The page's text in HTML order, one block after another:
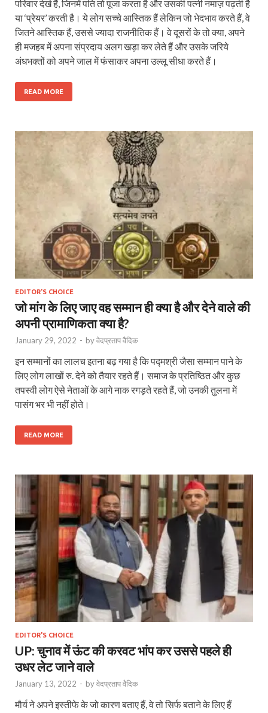
परिवार देखे हैं, जिनमें पति तो पूजा करता है और उसकी पत्नी नमाज़ पढ़ती है
या ‘प्रेयर’ करती है। ये लोग सच्चे आस्तिक हैं लेकिन जो भेदभाव करते हैं, वे
जितने आस्तिक हैं, उससे ज्यादा राजनीतिक हैं। वे दूसरों के तो क्या, अपने
ही मजहब में अपना संप्रदाय अलग खड़ा कर लेते हैं और उसके जरिये
अंधभक्तों को अपने जाल में फंसाकर अपना उल्लू सीधा करते हैं।
READ MORE
EDITOR'S CHOICE
जो मांग के लिए जाए वह सम्मान ही क्या है और देने वाले की
अपनी प्रामाणिकता क्या है?
January 29, 2022 - byवेदप्रताप वैदिक
इन सम्मानों का लालच इतना बढ़ गया है कि पद्मश्री जैसा सम्मान पाने के
लिए लोग लाखों रु. देने को तैयार रहते हैं। समाज के प्रतिष्ठित और कुछ
तपस्वी लोग ऐसे नेताओं के आगे नाक रगड़ते रहते हैं, जो उनकी तुलना में
पासंग भर भी नहीं होते।
READ MORE
EDITOR'S CHOICE
UP: चुनाव में ऊंट की करवट भांप कर उससे पहले ही
उधर लेट जाने वाले
January 13, 2022 - byवेदप्रताप वैदिक
मौर्य ने अपने इस्तीफे के जो कारण बताए हैं, वे तो सिर्फ बताने के लिए हैं